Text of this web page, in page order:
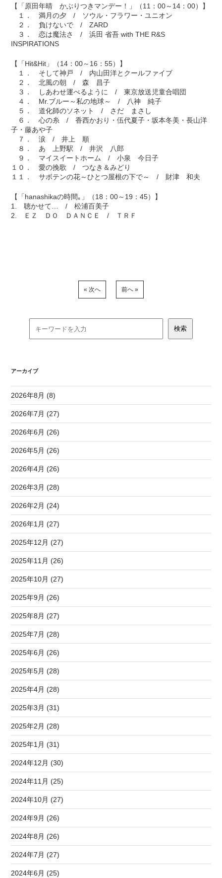
【「原田年晴 かぶりつきマンデー！」（11：00～14：00）】
１． 満月の夕 / ソウル・フラワー・ユニオン
２． 負けないで / ZARD
３． 恋は魔法さ / 浜田 省吾 with THE R&S
INSPIRATIONS
【「Hit&Hit」（14：00～16：55）】
１． そして神戸 / 内山田洋とクールファイブ
２． 北風の朝 / 森 昌子
３． しあわせ運べるように / 東京放送児童合唱団
４． Mr.ブルー～私の地球～ / 八神 純子
５． 道化師のソネット / さだ まさし
６． 心の糸 / 香西かおり・伍代夏子・坂本冬美・長山洋
子・藤あや子
７． 涙 / 井上 順
８． あゝ上野駅 / 井沢 八郎
９． マイスイートホーム / 小泉 今日子
１０． 愛の挽歌 / つなき＆みどり
１１． サボテンの花～ひとつ屋根の下で～ / 財津 和夫
【「hanashikaの時間｡」（18：00～19：45）】
1. 聴かせて… / 松浦百美子
2. ＥＺ ＤＯ ＤＡＮＣＥ / ＴＲＦ
« 次へ 前へ »
アーカイブ
2026年8月 (8)
2026年7月 (27)
2026年6月 (26)
2026年5月 (26)
2026年4月 (26)
2026年3月 (28)
2026年2月 (24)
2026年1月 (27)
2025年12月 (27)
2025年11月 (26)
2025年10月 (27)
2025年9月 (26)
2025年8月 (27)
2025年7月 (28)
2025年6月 (26)
2025年5月 (28)
2025年4月 (28)
2025年3月 (31)
2025年2月 (28)
2025年1月 (31)
2024年12月 (30)
2024年11月 (25)
2024年10月 (27)
2024年9月 (26)
2024年8月 (26)
2024年7月 (27)
2024年6月 (25)